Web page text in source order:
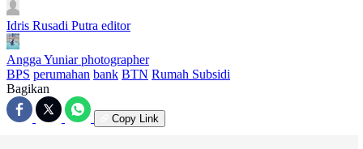
Idris Rusadi Putra editor
Angga Yuniar photographer
BPS perumahan bank BTN Rumah Subsidi
Bagikan
Copy Link